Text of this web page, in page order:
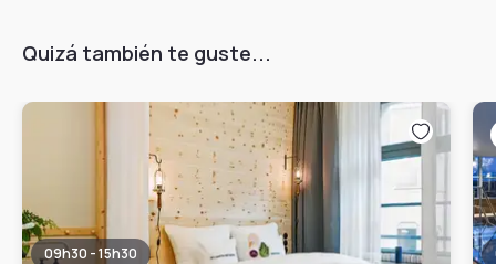
Quizá también te guste...
09h30 - 15h30